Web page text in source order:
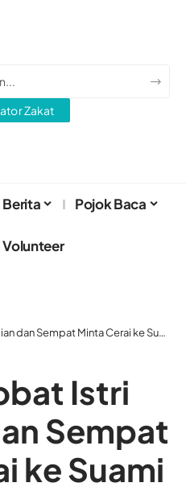
Zakat
Berita Pojok Baca
Volunteer
dan Sempat Minta Cerai ke Suami
Istri
Sempat
ke Suami